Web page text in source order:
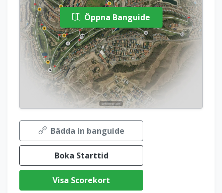
Öppna Banguide
Bädda in banguide
Boka Starttid
Visa Scorekort